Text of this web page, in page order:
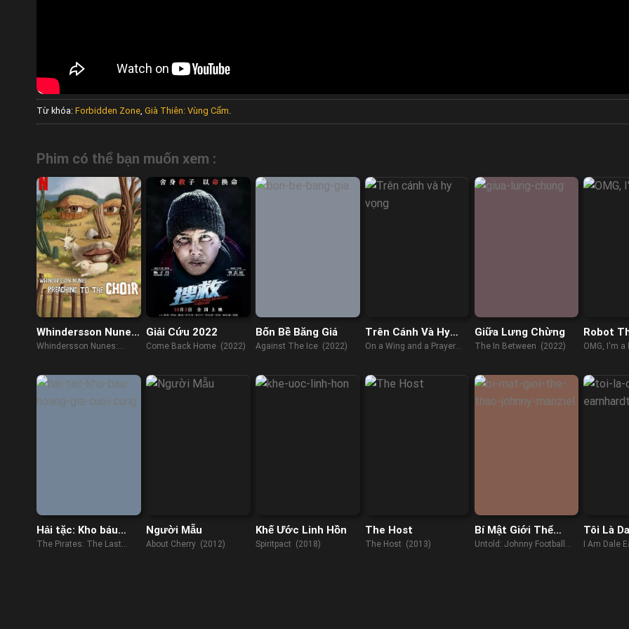
Từ khóa: Forbidden Zone Già Thiên: Vùng Cấm
Phim có thể bạn muốn xem :
Whindersson Nunes:
Xướng thơ giảng
Whindersson Nunes:
(2023)
Giải Cứu 2022
Come Back Home (2022)
Bốn Bề Băng Giá
Against The Ice (2022)
Trên Cánh Và Hy
Vọng
On a Wing and a Prayer
Giữa Lưng Chừng
The In Between (2022)
Robot
OMG, I'm
Hải tặc: Kho báu
hoàng gia cuối cùng
The Pirates: The Last
Người Mẫu
About Cherry (2012)
Khế Ước Linh Hồn
Spiritpact (2018)
The Host
The Host (2013)
Bí Mật Giới Thể
Thao: Johnny
Untold: Johnny Football
Tôi Là
I Am Dale